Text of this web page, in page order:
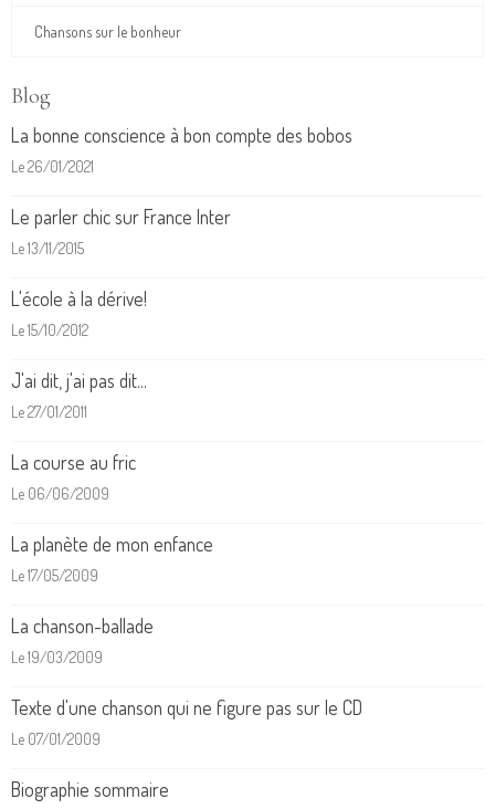
Chansons sur le bonheur
Blog
La bonne conscience à bon compte des bobos
Le 26/01/2021
Le parler chic sur France Inter
Le 13/11/2015
L'école à la dérive!
Le 15/10/2012
J'ai dit, j'ai pas dit...
Le 27/01/2011
La course au fric
Le 06/06/2009
La planète de mon enfance
Le 17/05/2009
La chanson-ballade
Le 19/03/2009
Texte d'une chanson qui ne figure pas sur le CD
Le 07/01/2009
Biographie sommaire